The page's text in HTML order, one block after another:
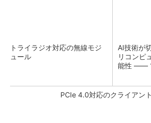
トライラジオ対応の無線モジ
ュール
AI技術が
リコンピ
能性 ――
PCIe 4.0対応のクライアン